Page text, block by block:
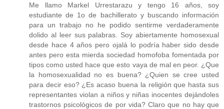
Me llamo Markel Urrestarazu y tengo 16 años, soy
estudiante de 1o de bachillerato y buscando información
para un trabajo no he podido sentirme verdaderamente
dolido al leer sus palabras. Soy abiertamente homosexual
desde hace 4 años pero ojalá lo podría haber sido desde
antes pero esta mierda sociedad homofoba fomentada por
tipos como usted hace que esto vaya de mal en peor. ¿Que
la homosexualidad no es buena? ¿Quien se cree usted
para decir eso? ¿Es acaso buena la religión que hasta sus
representantes violan a niños y niñas inocentes dejándoles
trastornos psicológicos de por vida? Claro que no hay que